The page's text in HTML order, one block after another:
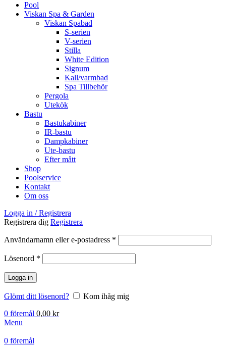
Pool
Viskan Spa & Garden
Viskan Spabad
S-serien
V-serien
Stilla
White Edition
Signum
Kall/varmbad
Spa Tillbehör
Pergola
Utekök
Bastu
Bastukabiner
IR-bastu
Dampkabiner
Ute-bastu
Efter mått
Shop
Poolservice
Kontakt
Om oss
Logga in / Registrera
Registrera dig Registrera
Användarnamn eller e-postadress *
Lösenord *
Logga in
Glömt ditt lösenord?
Kom ihåg mig
0 föremål 0,00 kr
Menu
0 föremål